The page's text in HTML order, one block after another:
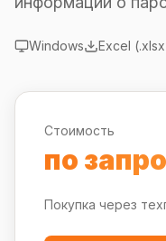
Windows Excel
Стоимость
по
Покупка через